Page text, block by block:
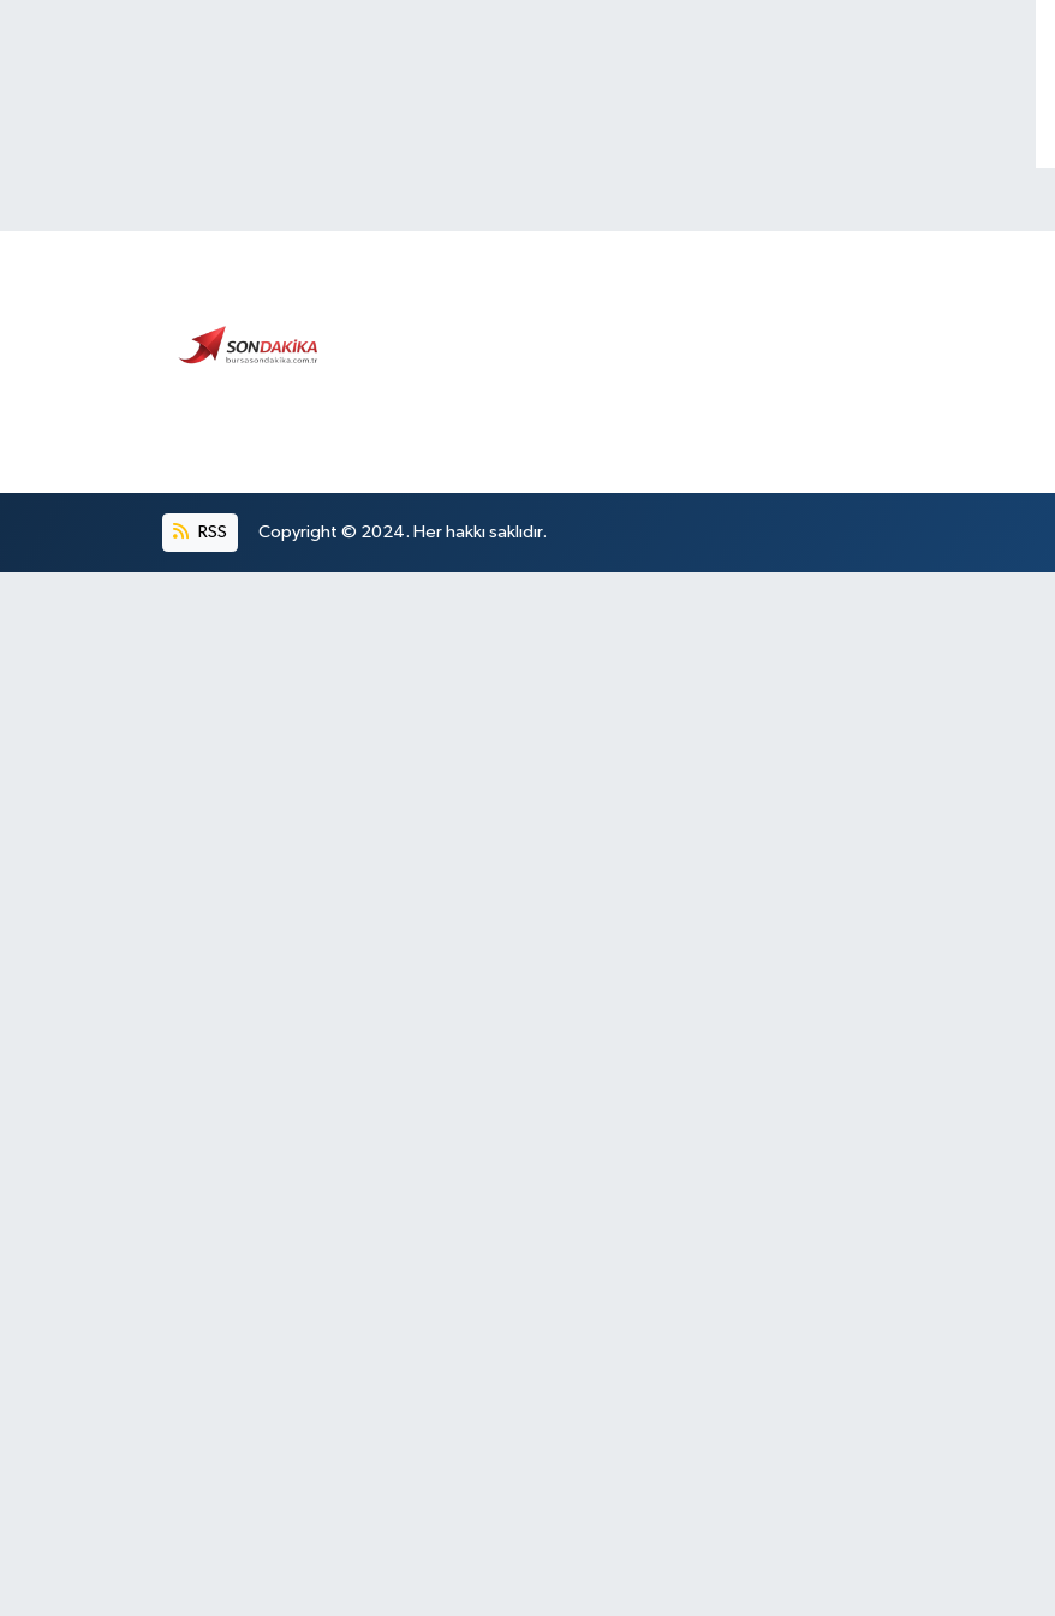
RSS Copyright © 2024. Her hakkı saklıdır.